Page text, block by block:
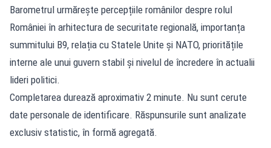
Barometrul urmărește percepțiile românilor despre rolul
României în arhitectura de securitate regională, importanța
summitului B9, relația cu Statele Unite și NATO, prioritățile
interne ale unui guvern stabil și nivelul de încredere în actualii
lideri politici.
Completarea durează aproximativ 2 minute. Nu sunt cerute
date personale de identificare. Răspunsurile sunt analizate
exclusiv statistic, în formă agregată.